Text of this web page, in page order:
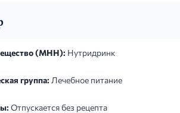
(МНН): Нутридринк
группа: Лечебное питание
Отпускается без рецепта